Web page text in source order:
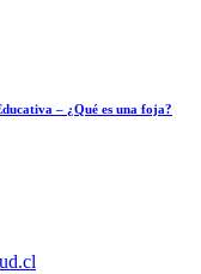
– ¿Qué es una foja?